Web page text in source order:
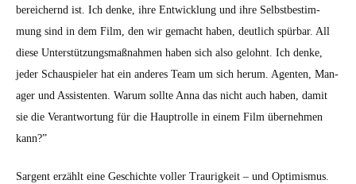
bere­ich­ernd ist. Ich denke, ihre Entwick­lung und ihre Selb­st­bes­tim­
mung sind in dem Film, den wir gemacht haben, deut­lich spür­bar. All
diese Unter­stützungs­maß­nah­men haben sich also gelohnt. Ich denke,
jed­er Schaus­piel­er hat ein anderes Team um sich herum. Agen­ten, Man­
ag­er und Assis­ten­ten. Warum sollte Anna das nicht auch haben, damit
sie die Ver­ant­wor­tung für die Haup­trol­le in einem Film übernehmen
kann?”
Sar­gent erzählt eine Geschichte voller Trau­rigkeit – und Opti­mis­mus.